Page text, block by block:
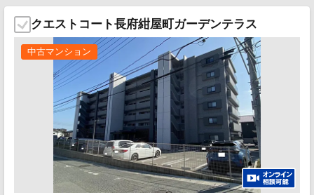
クエストコート長府紺屋町ガーデンテラス
中古マンション